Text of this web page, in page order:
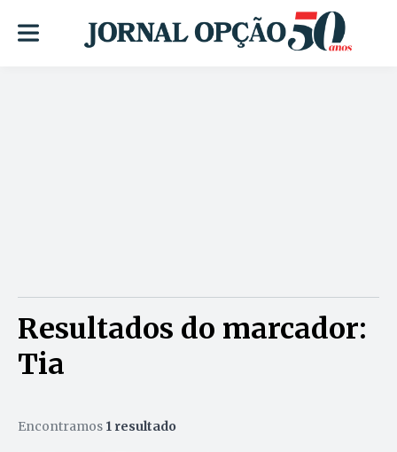
Resultados do marcador:
Tia
Encontramos 1 resultado